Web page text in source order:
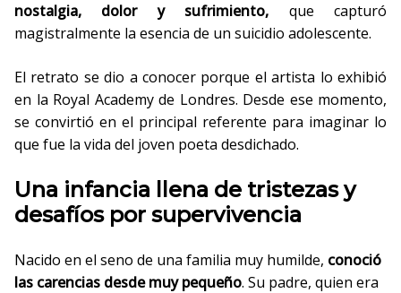
nostalgia, dolor y sufrimiento, que capturó
magistralmente la esencia de un suicidio adolescente.
El retrato se dio a conocer porque el artista lo exhibió
en la Royal Academy de Londres. Desde ese momento,
se convirtió en el principal referente para imaginar lo
que fue la vida del joven poeta desdichado.
Una infancia llena de tristezas y
desafíos por supervivencia
Nacido en el seno de una familia muy humilde, conoció
las carencias desde muy pequeño. Su padre, quien era